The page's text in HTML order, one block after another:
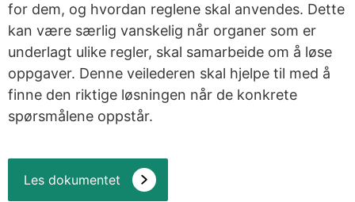
for dem, og hvordan reglene skal anvendes. Dette
kan være særlig vanskelig når organer som er
underlagt ulike regler, skal samarbeide om å løse
oppgaver. Denne veilederen skal hjelpe til med å
finne den riktige løsningen når de konkrete
spørsmålene oppstår.
Les dokumentet